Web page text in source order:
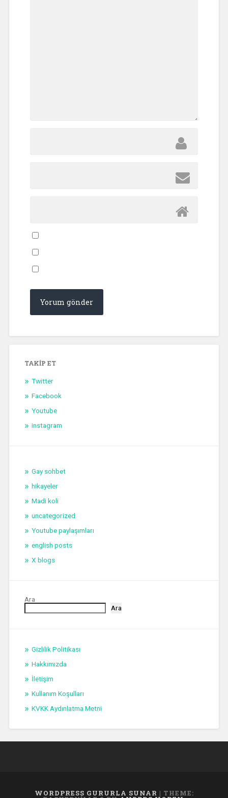
TAKIP ET
Twitter
Facebook
Youtube
instagram
Gay sohbet
hikayeler
Madi koli
uncategorized
Youtube paylaşımları
english posts
X blogs
Ara
Ara
Gizlilik Politikası
Hakkımızda
İletişim
Kullanım Koşulları
KVKK Aydınlatma Metni
WORDPRESS GURURLA SUNAR | THEME: